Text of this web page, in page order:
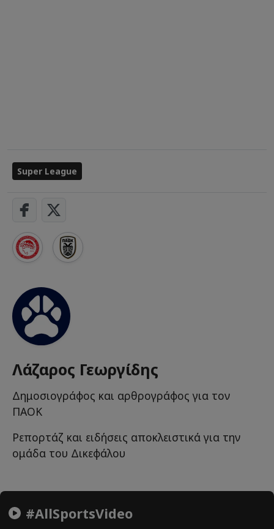
Super League
Λάζαρος Γεωργίδης
Δημοσιογράφος και αρθρογράφος για τον
ΠΑΟΚ
Ρεπορτάζ και ειδήσεις αποκλειστικά για την
ομάδα του Δικεφάλου
#AllSportsVideo